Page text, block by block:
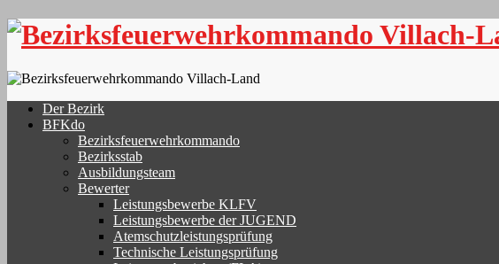
Skip
Der Bezirk
BFKdo
Bezirksfeuerwehrkommando
Bezirksstab
Ausbildungsteam
Bewerter
Leistungsbewerbe KLFV
Leistungsbewerbe der JUGEND
Atemschutzleistungsprüfung
Technische Leistungsprüfung